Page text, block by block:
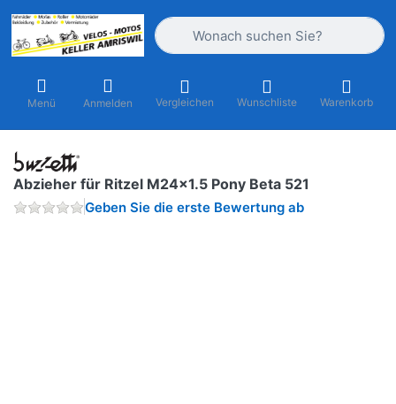
Geben Sie einen Suchbegriff ein.
Menü Anmelden Vergleichen Wunschliste Warenkorb
Abzieher für Ritzel M24x1.5 Pony Beta 521
Geben Sie die erste Bewertung ab